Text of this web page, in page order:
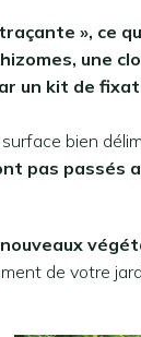
», ce
une
un kit de
bien
pas passés
de votre